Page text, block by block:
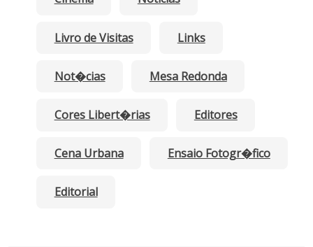
Livro de Visitas Links
Not�cias Mesa Redonda
Cores Libert�rias Editores
Cena Urbana Ensaio Fotogr�fico
Editorial